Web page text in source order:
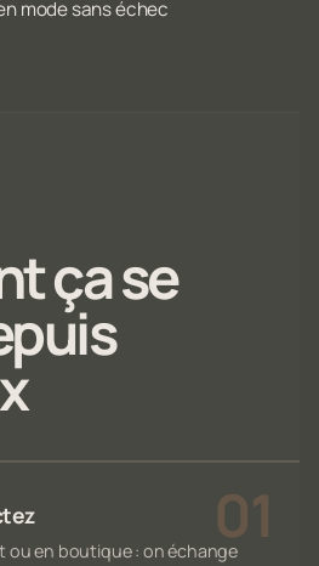
mode sans échec
ça se
ou en boutique : on échange